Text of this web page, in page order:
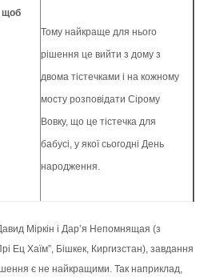
щоб
Тому найкраще для нього
рішення це вийти з дому з
двома тістечками і на кожному
мосту розповідати Сірому
Вовку, що це тістечка для
бабусі, у якої сьогодні День
народження.
Міркін і Дар’я Непомнящая (з
Ец Хаїм”, Бішкек, Киргизстан), завдання
є не найкращими. Так наприклад,